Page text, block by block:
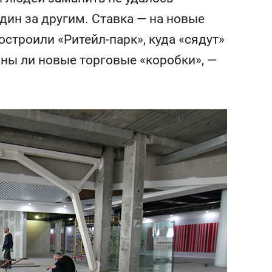
за другим. Ставка — на новые
«Ритейл-парк», куда «сядут»
ли новые торговые «коробки», —